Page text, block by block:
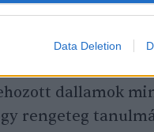
Data Deletion
dallamok
rengeteg